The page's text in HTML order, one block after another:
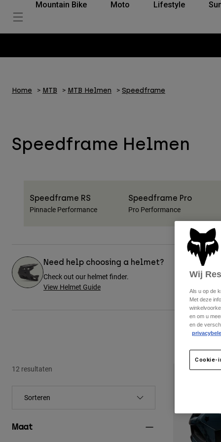
Mountain Bike Moto Lifestyle
Home MTB MTB Helmen Speedframe
Speedframe Helmen
Speedframe RS
Pinnacle Performance
Speedframe Pro
Pro Performance
Need help choosing a helmet?
Check out our helmet finder.
View Helmet Guide
12 resultaten
Maat
Wij
Als u op de
Met deze
en om u
en de
Cookie-